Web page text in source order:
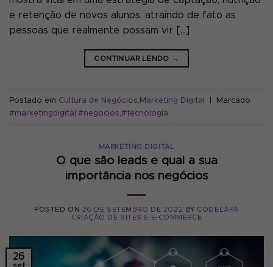
e retenção de novos alunos, atraindo de fato as
pessoas que realmente possam vir […]
CONTINUAR LENDO →
Postado em Cultura de Negócios Marketing Digital
Marcado
#marketingdigital #negocios #tecnologia
MARKETING DIGITAL
O que são leads e qual a sua
importância nos negócios
POSTED ON 26 DE SETEMBRO DE 2022 BY CODELAPA
CRIAÇÃO DE SITES E E-COMMERCE
26